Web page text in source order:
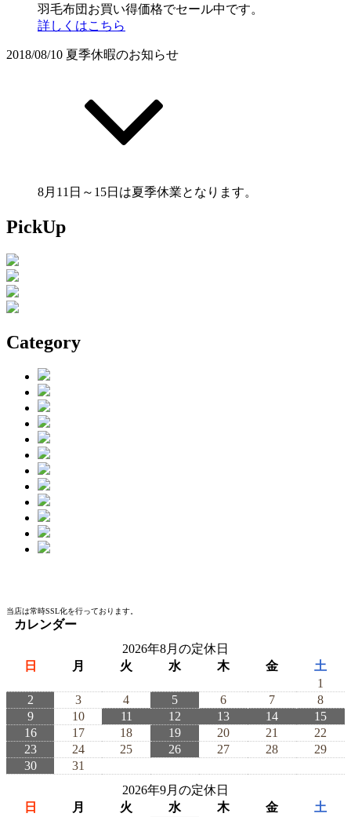
羽毛布団お買い得価格でセール中です。
詳しくはこちら
2018/08/10 夏季休暇のお知らせ
8月11日～15日は夏季休業となります。
PickUp
Category
当店は常時SSL化を行っております。
カレンダー
2026年8月の定休日
日
月 火 水 木 金
土
1
2
3 4 5 6 7
8
9
10 11 12 13 14
15
16
17 18 19 20 21
22
23
24 25 26 27 28
29
30
31
2026年9月の定休日
日
月 火 水 木 金
土